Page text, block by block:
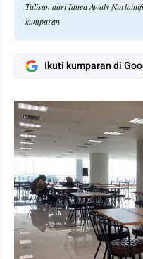
Tulisan dari Idhea Awaly
kumparan
Ikuti kumparan di